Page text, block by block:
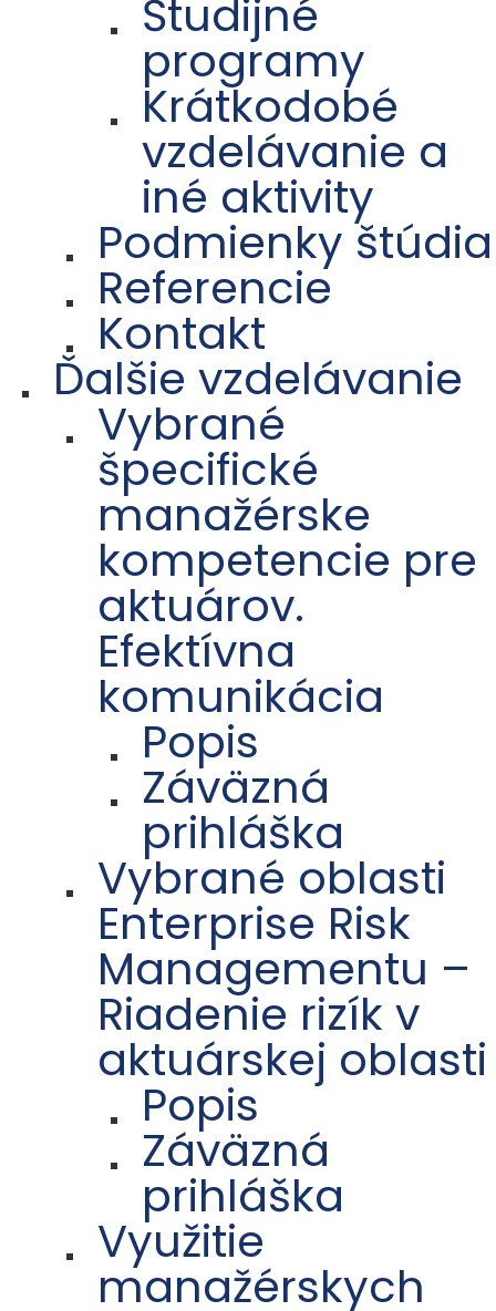
Študijné
programy
Krátkodobé
vzdelávanie a
iné aktivity
Podmienky štúdia
Referencie
Kontakt
Ďalšie vzdelávanie
Vybrané
špecifické
manažérske
kompetencie pre
aktuárov.
Efektívna
komunikácia
Popis
Záväzná
prihláška
Vybrané oblasti
Enterprise Risk
Managementu –
Riadenie rizík v
aktuárskej oblasti
Popis
Záväzná
prihláška
Využitie
manažérskych